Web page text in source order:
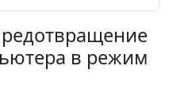
в режим